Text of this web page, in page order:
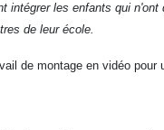
intégrer les enfants qui
de leur école.
de montage en vidéo